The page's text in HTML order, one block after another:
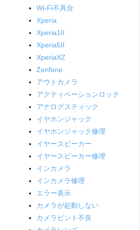
Wi-Fi不具合
Xperia
Xperia1II
Xperia5II
XperiaXZ
Zenfone
アウトカメラ
アクティベーションロック
アナログスティック
イヤホンジャック
イヤホンジャック修理
イヤースピーカー
イヤースピーカー修理
インカメラ
インカメラ修理
エラー表示
カメラが起動しない
カメラピント不良